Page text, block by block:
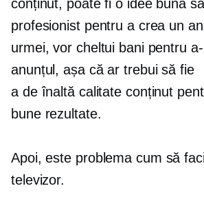
conținut, poate fi o idee bună
profesionist pentru a crea un
urmei, vor cheltui bani pentru
anunțul, așa că ar trebui să fie
a de înaltă calitate conținut
bune rezultate.
Apoi, este problema cum să
televizor.